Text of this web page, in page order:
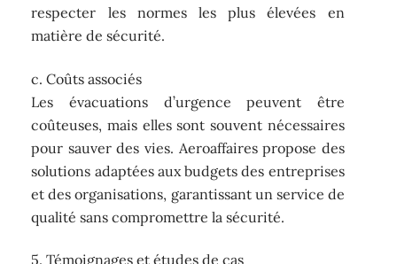
respecter les normes les plus élevées en
matière de sécurité.
c. Coûts associés
Les évacuations d’urgence peuvent être
coûteuses, mais elles sont souvent nécessaires
pour sauver des vies. Aeroaffaires propose des
solutions adaptées aux budgets des entreprises
et des organisations, garantissant un service de
qualité sans compromettre la sécurité.
5. Témoignages et études de cas